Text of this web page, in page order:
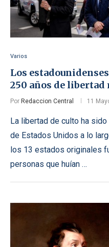
Varios
Los
250 años de
Por Redaccion Central 11
La libertad de culto ha
de Estados Unidos a lo
los 13 estados originales
personas que huían …